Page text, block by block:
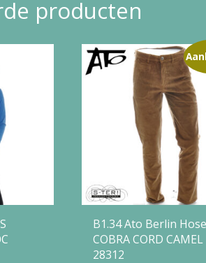
producten
B1.34 Ato Berlin Hose
COBRA CORD CAMEL
28312